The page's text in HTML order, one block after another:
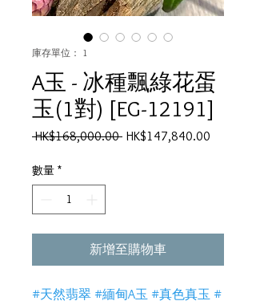
庫存單位： 1
A玉 - 冰種飄綠花蛋
玉(1對) [EG-12191]
HK$168,000.00 一HK$147,840.00
數量 *
新增至購物車
#天然翡翠 #緬甸A玉 #真色真玉 #